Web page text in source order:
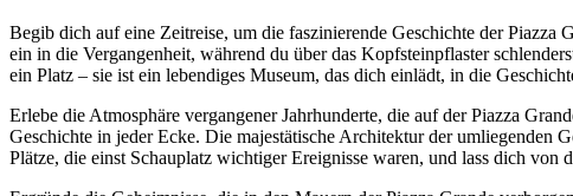
Begib dich auf eine Zeitreise, um die faszinierende Geschichte der Piazza
ein in die Vergangenheit, während du über das Kopfsteinpflaster
ein Platz – sie ist ein lebendiges Museum, das dich einlädt, in die
Erlebe die Atmosphäre vergangener Jahrhunderte, die auf der Piazza
Geschichte in jeder Ecke. Die majestätische Architektur der umliegenden
Plätze, die einst Schauplatz wichtiger Ereignisse waren, und lass dich von